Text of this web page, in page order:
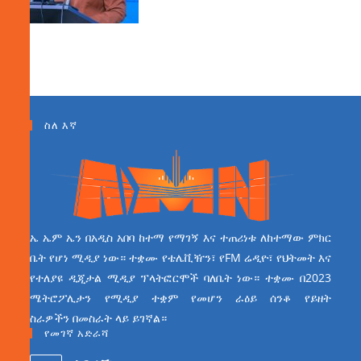
ስለ እኛ
ኤ ኤም ኤን በአዲስ አበባ ከተማ የማገኝ እና ተጠሪነቱ ለከተማው ምክር
ቤት የሆነ ሚዲያ ነው። ተቋሙ የቴሌቪዥን፣ የFM ሬዲዮ፣ የህትመት እና
የተለያዩ ዲጂታል ሚዲያ ፕላትፎርሞች ባለቤት ነው። ተቋሙ በ2023
ሜትሮፖሊታን የሚዲያ ተቋም የመሆን ራዕይ ሰንቆ የይዘት
ስራዎችን በመስራት ላይ ይገኛል።
የመገኛ አድራሻ